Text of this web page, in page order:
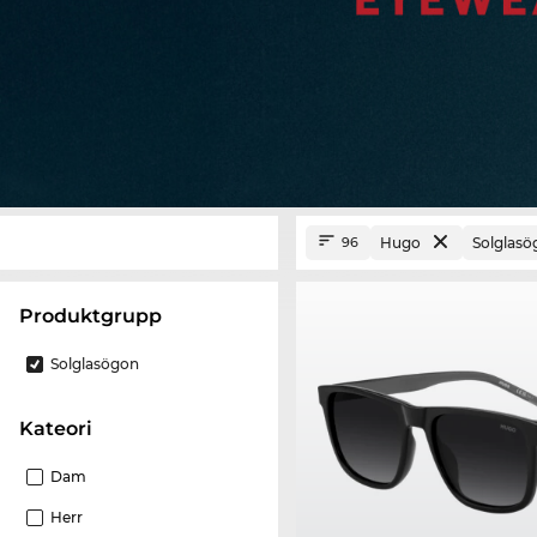
Produktgrupp
Solglasögon
Kateori
Dam
Herr
96 Hugo